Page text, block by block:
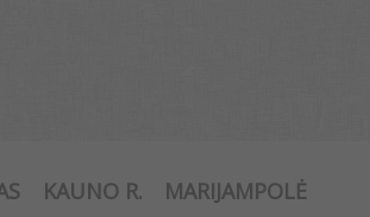
KAUNO R.
MARIJAMPOLĖ